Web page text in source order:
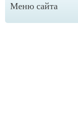
Меню сайта